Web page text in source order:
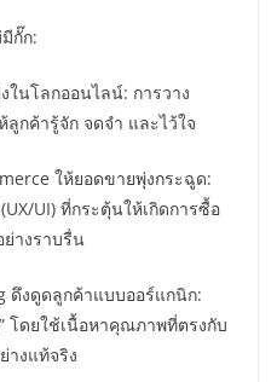
กั๊ก:
นโลกออนไลน์: การวาง
กค้ารู้จัก จดจำ และไว้ใจ
ให้ยอดขายพุ่งกระฉูด:
UI) ที่กระตุ้นให้เกิดการซื้อ
างราบรื่น
ดึงดูดลูกค้าแบบออร์แกนิก:
โดยใช้เนื้อหาคุณภาพที่ตรงกับ
างแท้จริง